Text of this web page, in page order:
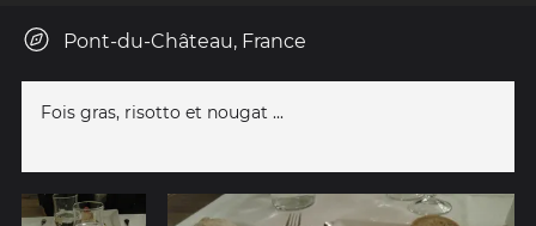
Pont-du-Château, France
Fois gras, risotto et nougat ...